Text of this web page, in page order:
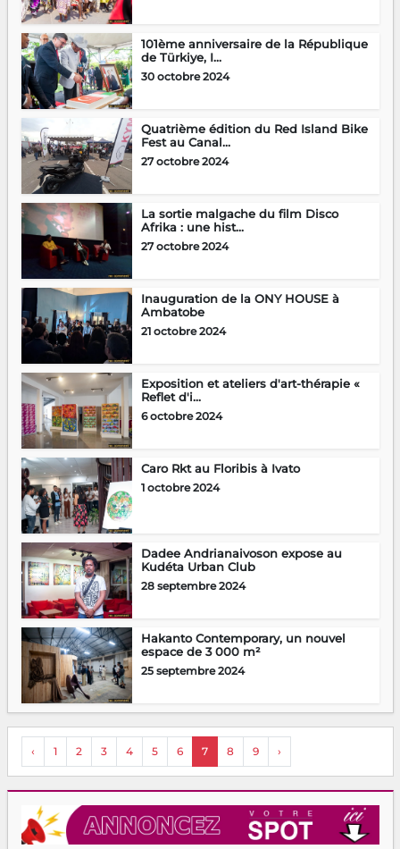
101ème anniversaire de la République
de Türkiye, I...
30 octobre 2024
Quatrième édition du Red Island Bike
Fest au Canal...
27 octobre 2024
La sortie malgache du film Disco
Afrika : une hist...
27 octobre 2024
Inauguration de la ONY HOUSE à
Ambatobe
21 octobre 2024
Exposition et ateliers d'art-thérapie «
Reflet d'i...
6 octobre 2024
Caro Rkt au Floribis à Ivato
1 octobre 2024
Dadee Andrianaivoson expose au
Kudéta Urban Club
28 septembre 2024
Hakanto Contemporary, un nouvel
espace de 3 000 m²
25 septembre 2024
‹ 1 2 3 4 5 6 7 8 9 ›